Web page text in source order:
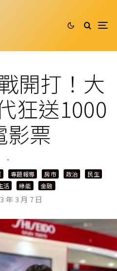
開打！大
狂送1000
影票
·
專題報導 房市 政治
民生
活 綠能 金融
年 3 月 7 日